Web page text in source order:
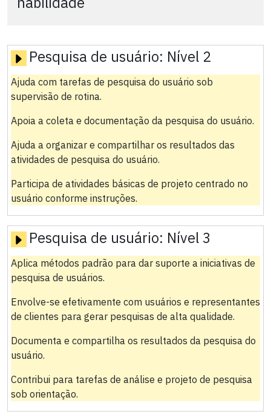
Pesquisa de usuário: Nível 2
Ajuda com tarefas de pesquisa do usuário sob
supervisão de rotina.
Apoia a coleta e documentação da pesquisa do usuário.
Ajuda a organizar e compartilhar os resultados das
atividades de pesquisa do usuário.
Participa de atividades básicas de projeto centrado no
usuário conforme instruções.
Pesquisa de usuário: Nível 3
Aplica métodos padrão para dar suporte a iniciativas de
pesquisa de usuários.
Envolve-se efetivamente com usuários e representantes
de clientes para gerar pesquisas de alta qualidade.
Documenta e compartilha os resultados da pesquisa do
usuário.
Contribui para tarefas de análise e projeto de pesquisa
sob orientação.